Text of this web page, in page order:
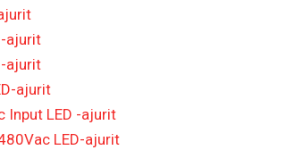
ajurit
ajurit
ajurit
Input LED -ajurit
LED-ajurit